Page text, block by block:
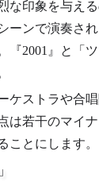
な印象を与え
ーンで演奏さ
『2001』と「
ケストラや合
は若干のマイ
ことにします。